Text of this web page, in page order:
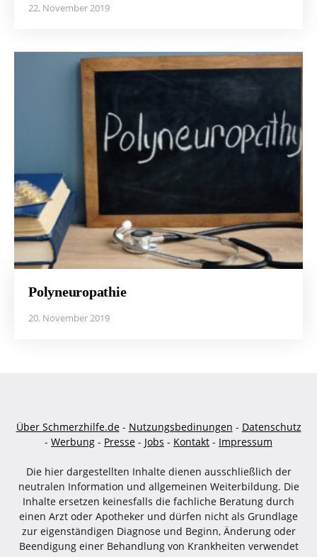
22. November 2019
Polyneuropathie
20. November 2019
Über Schmerzhilfe.de- Nutzungsbedinungen - Datenschutz
- Werbung - Presse - Jobs - Kontakt - Impressum
Die hier dargestellten Inhalte dienen ausschließlich der
neutralen Information und allgemeinen Weiterbildung. Die
Inhalte ersetzen keinesfalls die fachliche Beratung durch
einen Arzt oder Apotheker und dürfen nicht als Grundlage
zur eigenständigen Diagnose und Beginn, Änderung oder
Beendigung einer Behandlung von Krankheiten verwendet